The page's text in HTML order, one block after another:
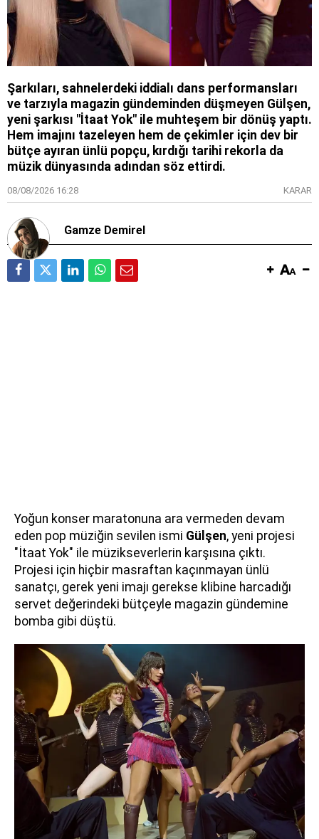
Şarkıları, sahnelerdeki iddialı dans performansları
ve tarzıyla magazin gündeminden düşmeyen Gülşen,
yeni şarkısı "İtaat Yok" ile muhteşem bir dönüş yaptı.
Hem imajını tazeleyen hem de çekimler için dev bir
bütçe ayıran ünlü popçu, kırdığı tarihi rekorla da
müzik dünyasında adından söz ettirdi.
08/08/2026 16:28 KARAR
Gamze Demirel
Yoğun konser maratonuna ara vermeden devam
eden pop müziğin sevilen ismi Gülşen, yeni projesi
"İtaat Yok" ile müzikseverlerin karşısına çıktı.
Projesi için hiçbir masraftan kaçınmayan ünlü
sanatçı, gerek yeni imajı gerekse klibine harcadığı
servet değerindeki bütçeyle magazin gündemine
bomba gibi düştü.